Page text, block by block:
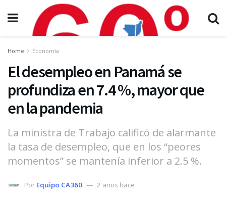
Home Economía
El desempleo en Panamá se
profundiza en 7.4 %, mayor que
en la pandemia
La ministra de Trabajo calificó de alarmante
la tasa de desempleo, que en los “peores
momentos” se mantenía inferior a 2.5 %.
Por Equipo CA360 2 años hace